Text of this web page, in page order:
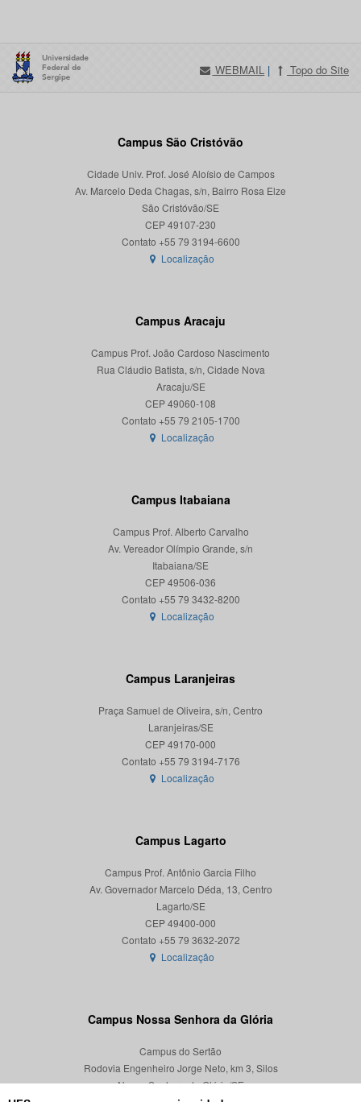
WEBMAIL | Topo do Site
Campus São Cristóvão
Cidade Univ. Prof. José Aloísio de Campos
Av. Marcelo Deda Chagas, s/n, Bairro Rosa Elze
São Cristóvão/SE
CEP 49107-230
Localização
Campus Aracaju
Campus Prof. João Cardoso Nascimento
Rua Cláudio Batista, s/n, Cidade Nova
Aracaju/SE
CEP 49060-108
Localização
Campus Itabaiana
Campus Prof. Alberto Carvalho
Av. Vereador Olímpio Grande, s/n
Itabaiana/SE
CEP 49506-036
Localização
Campus Laranjeiras
Praça Samuel de Oliveira, s/n, Centro
Laranjeiras/SE
CEP 49170-000
Localização
Campus Lagarto
Campus Prof. Antônio Garcia Filho
Av. Governador Marcelo Déda, 13, Centro
Lagarto/SE
CEP 49400-000
Localização
Campus Nossa Senhora da Glória
Campus do Sertão
Rodovia Engenheiro Jorge Neto, km 3, Silos
Nossa Senhora da Glória/SE